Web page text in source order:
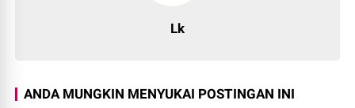
Lk
ANDA MUNGKIN MENYUKAI POSTINGAN INI